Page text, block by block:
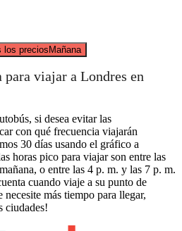
los preciosMañana
viajar a Londres en
si desea evitar las
con qué frecuencia viajarán
30 días usando el gráfico a
horas pico para viajar son entre las
o entre las 4 p. m. y las 7 p. m.
cuando viaje a su punto de
más tiempo para llegar,
ciudades!